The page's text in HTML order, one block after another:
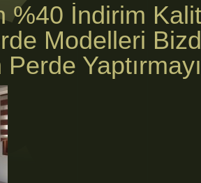
%40 İndirim
Modelleri